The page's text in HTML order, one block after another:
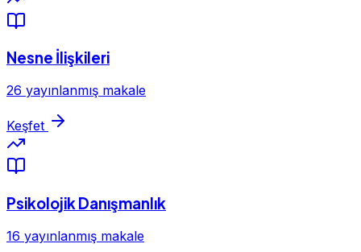
Nesne İlişkileri
26 yayınlanmış makale
Keşfet
Psikolojik Danışmanlık
16 yayınlanmış makale